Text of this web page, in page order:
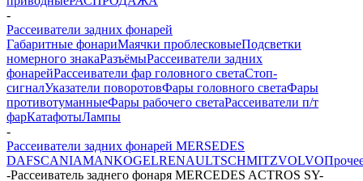
-
Рассеиватели задних фонарей
Габаритные фонариМаячки проблесковыеПодсветки
номерного знакаРазъёмыРассеиватели задних
фонарейРассеиватели фар головного светаСтоп-
сигналУказатели поворотовФары головного светаФары
противотуманныеФары рабочего светаРассеиватели п/т
фарКатафотыЛампы
-
Рассеиватели задних фонарей MERSEDES
DAFSCANIAMANKOGELRENAULTSCHMITZVOLVO
-Рассеиватель заднего фонаря MERCEDES ACTROS SY-